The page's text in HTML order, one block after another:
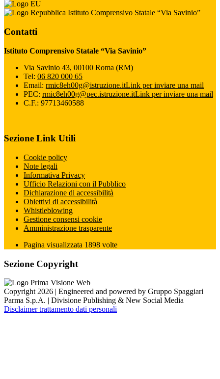
Istituto Comprensivo Statale “Via Savinio”
Contatti
Istituto Comprensivo Statale “Via Savinio”
Via Savinio 43, 00100 Roma (RM)
Tel: 06 820 000 65
Email: rmic8eh00g@istruzione.itLink per inviare una mail
PEC: rmic8eh00g@pec.istruzione.itLink per inviare una mail
C.F.: 97713460588
Sezione Link Utili
Cookie policy
Note legali
Informativa Privacy
Ufficio Relazioni con il Pubblico
Dichiarazione di accessibilità
Obiettivi di accessibilità
Whistleblowing
Gestione consensi cookie
Amministrazione trasparente
Pagina visualizzata 1898 volte
Sezione Copyright
Copyright 2026 | Engineered and powered by Gruppo Spaggiari
Parma S.p.A. | Divisione Publishing & New Social Media
Disclaimer trattamento dati personali